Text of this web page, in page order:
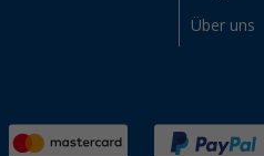
Über uns